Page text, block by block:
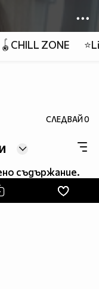
🪀CHILL ZONE
СЛЕДВАЙ0
съдържание.